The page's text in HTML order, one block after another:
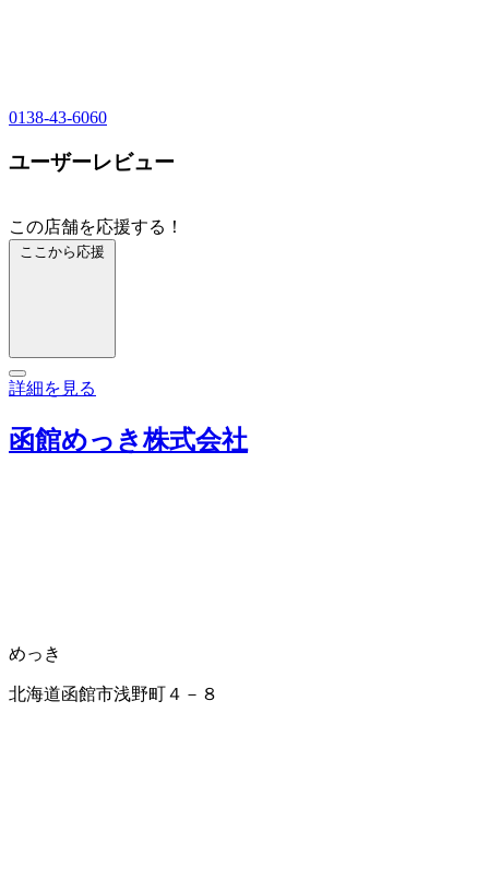
0138-43-6060
ユーザーレビュー
この店舗を応援する！
ここから応援
詳細を見る
函館めっき株式会社
めっき
北海道函館市浅野町４－８